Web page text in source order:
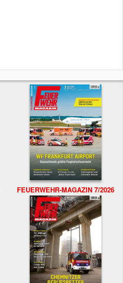
FEUERWEHR-MAGAZIN 7/2026